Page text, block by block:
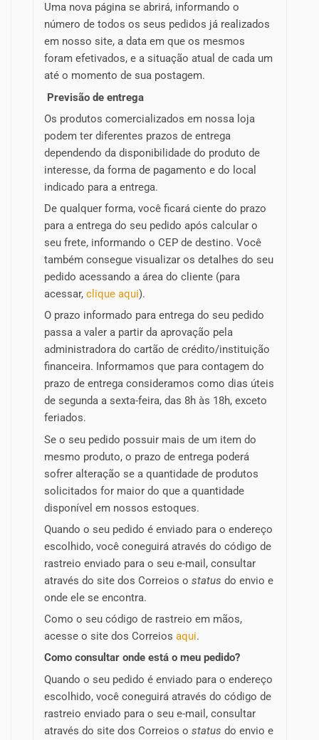
Uma nova página se abrirá, informando o
número de todos os seus pedidos já realizados
em nosso site, a data em que os mesmos
foram efetivados, e a situação atual de cada um
até o momento de sua postagem.
Previsão de entrega
Os produtos comercializados em nossa loja
podem ter diferentes prazos de entrega
dependendo da disponibilidade do produto de
interesse, da forma de pagamento e do local
indicado para a entrega.
De qualquer forma, você ficará ciente do prazo
para a entrega do seu pedido após calcular o
seu frete, informando o CEP de destino. Você
também consegue visualizar os detalhes do seu
pedido acessando a área do cliente (para
acessar, clique aqui).
O prazo informado para entrega do seu pedido
passa a valer a partir da aprovação pela
administradora do cartão de crédito/instituição
financeira. Informamos que para contagem do
prazo de entrega consideramos como dias úteis
de segunda a sexta-feira, das 8h às 18h, exceto
feriados.
Se o seu pedido possuir mais de um item do
mesmo produto, o prazo de entrega poderá
sofrer alteração se a quantidade de produtos
solicitados for maior do que a quantidade
disponível em nossos estoques.
Quando o seu pedido é enviado para o endereço
escolhido, você coneguirá através do código de
rastreio enviado para o seu e-mail, consultar
através do site dos Correios o status do envio e
onde ele se encontra.
Como o seu código de rastreio em mãos,
acesse o site dos Correios aqui.
Como consultar onde está o meu pedido?
Quando o seu pedido é enviado para o endereço
escolhido, você coneguirá através do código de
rastreio enviado para o seu e-mail, consultar
através do site dos Correios o status do envio e